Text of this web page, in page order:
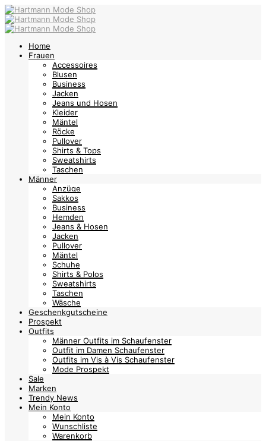
Home
Frauen
Accessoires
Blusen
Business
Jacken
Jeans und Hosen
Kleider
Mäntel
Röcke
Pullover
Shirts & Tops
Sweatshirts
Taschen
Männer
Anzüge
Sakkos
Business
Hemden
Jeans & Hosen
Jacken
Pullover
Mäntel
Schuhe
Shirts & Polos
Sweatshirts
Taschen
Wäsche
Geschenkgutscheine
Prospekt
Outfits
Männer Outfits im Schaufenster
Outfit im Damen Schaufenster
Outfits im Vis à Vis Schaufenster
Mode Prospekt
Sale
Marken
Trendy News
Mein Konto
Mein Konto
Wunschliste
Warenkorb